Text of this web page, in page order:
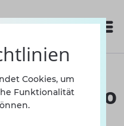
Cookies, um
Funktionalität